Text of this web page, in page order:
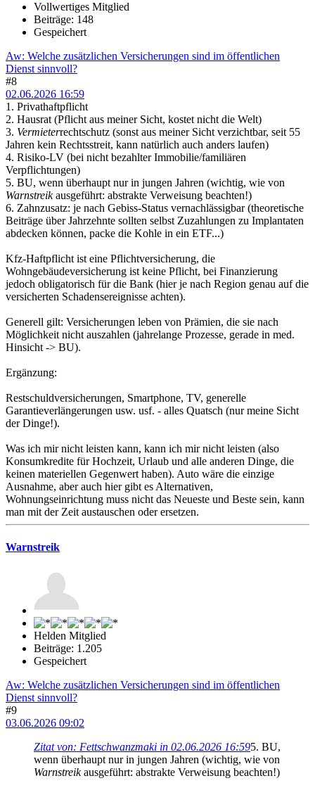
Vollwertiges Mitglied
Beiträge: 148
Gespeichert
Aw: Welche zusätzlichen Versicherungen sind im öffentlichen
Dienst sinnvoll?
#8
02.06.2026 16:59
1. Privathaftpflicht
2. Hausrat (Pflicht aus meiner Sicht, kostet nicht die Welt)
3. Vermieterrechtschutz (sonst aus meiner Sicht verzichtbar, seit 55
Jahren kein Rechtsstreit, kann natürlich auch anders laufen)
4. Risiko-LV (bei nicht bezahlter Immobilie/familiären
Verpflichtungen)
5. BU, wenn überhaupt nur in jungen Jahren (wichtig, wie von
Warnstreikausgeführt: abstrakte Verweisung beachten!)
6. Zahnzusatz: je nach Gebiss-Status vernachlässigbar (theoretische
Beiträge über Jahrzehnte sollten selbst Zuzahlungen zu Implantaten
abdecken können, packe die Kohle in ein ETF...)
Kfz-Haftpflicht ist eine Pflichtversicherung, die
Wohngebäudeversicherung ist keine Pflicht, bei Finanzierung
jedoch obligatorisch für die Bank (hier je nach Region genau auf die
versicherten Schadensereignisse achten).
Generell gilt: Versicherungen leben von Prämien, die sie nach
Möglichkeit nicht auszahlen (jahrelange Prozesse, gerade in med.
Hinsicht -> BU).
Ergänzung:
Restschuldversicherungen, Smartphone, TV, generelle
Garantieverlängerungen usw. usf. - alles Quatsch (nur meine Sicht
der Dinge!).
Was ich mir nicht leisten kann, kann ich mir nicht leisten (also
Konsumkredite für Hochzeit, Urlaub und alle anderen Dinge, die
keinen materiellen Gegenwert haben). Auto wäre die einzige
Ausnahme, aber auch hier gibt es Alternativen,
Wohnungseinrichtung muss nicht das Neueste und Beste sein, kann
man mit der Zeit austauschen oder ersetzen.
Warnstreik
Helden Mitglied
Beiträge: 1.205
Gespeichert
Aw: Welche zusätzlichen Versicherungen sind im öffentlichen
Dienst sinnvoll?
#9
03.06.2026 09:02
Zitat von: Fettschwanzmaki in 02.06.2026 16:595. BU,
wenn überhaupt nur in jungen Jahren (wichtig, wie von
Warnstreikausgeführt: abstrakte Verweisung beachten!)